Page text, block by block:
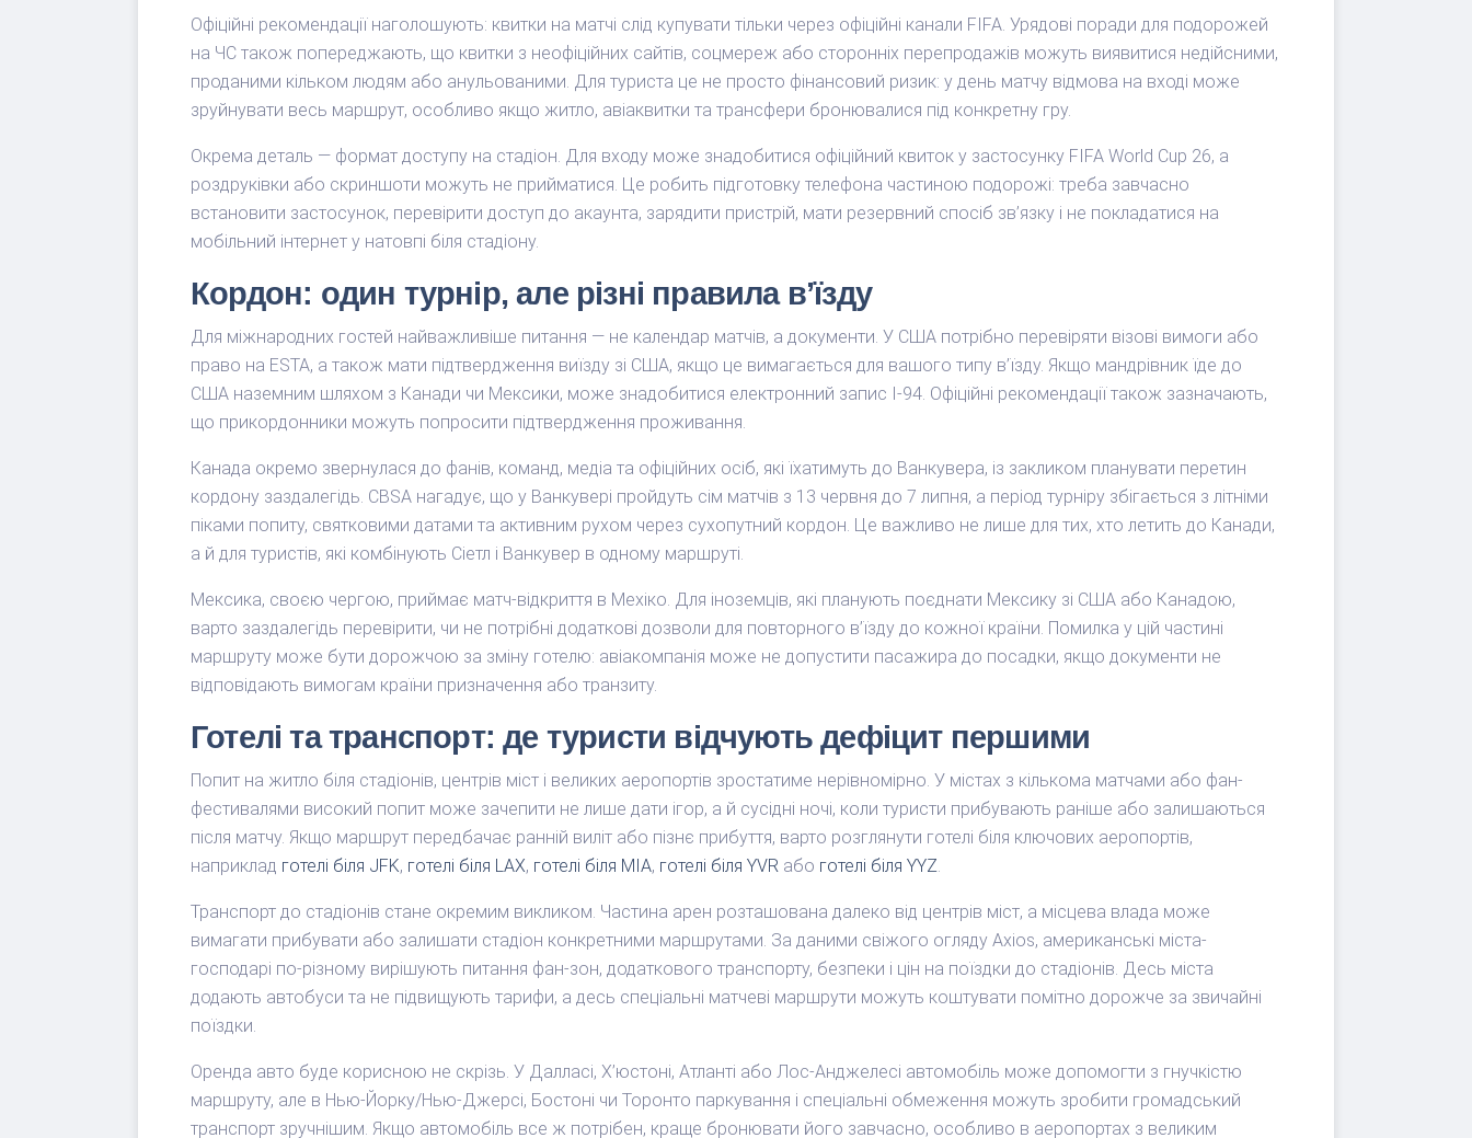
Офіційні рекомендації наголошують: квитки на матчі слід купувати тільки через офіційні канали FIFA. Урядові поради для подорожей
на ЧС також попереджають, що квитки з неофіційних сайтів, соцмереж або сторонніх перепродажів можуть виявитися недійсними,
проданими кільком людям або анульованими. Для туриста це не просто фінансовий ризик: у день матчу відмова на вході може
зруйнувати весь маршрут, особливо якщо житло, авіаквитки та трансфери бронювалися під конкретну гру.
Окрема деталь — формат доступу на стадіон. Для входу може знадобитися офіційний квиток у застосунку FIFA World Cup 26, а
роздруківки або скриншоти можуть не прийматися. Це робить підготовку телефона частиною подорожі: треба завчасно
встановити застосунок, перевірити доступ до акаунта, зарядити пристрій, мати резервний спосіб зв’язку і не покладатися на
мобільний інтернет у натовпі біля стадіону.
Кордон: один турнір, але різні правила в’їзду
Для міжнародних гостей найважливіше питання — не календар матчів, а документи. У США потрібно перевіряти візові вимоги або
право на ESTA, а також мати підтвердження виїзду зі США, якщо це вимагається для вашого типу в’їзду. Якщо мандрівник їде до
США наземним шляхом з Канади чи Мексики, може знадобитися електронний запис I-94. Офіційні рекомендації також зазначають,
що прикордонники можуть попросити підтвердження проживання.
Канада окремо звернулася до фанів, команд, медіа та офіційних осіб, які їхатимуть до Ванкувера, із закликом планувати перетин
кордону заздалегідь. CBSA нагадує, що у Ванкувері пройдуть сім матчів з 13 червня до 7 липня, а період турніру збігається з літніми
піками попиту, святковими датами та активним рухом через сухопутний кордон. Це важливо не лише для тих, хто летить до Канади,
а й для туристів, які комбінують Сіетл і Ванкувер в одному маршруті.
Мексика, своєю чергою, приймає матч-відкриття в Мехіко. Для іноземців, які планують поєднати Мексику зі США або Канадою,
варто заздалегідь перевірити, чи не потрібні додаткові дозволи для повторного в’їзду до кожної країни. Помилка у цій частині
маршруту може бути дорожчою за зміну готелю: авіакомпанія може не допустити пасажира до посадки, якщо документи не
відповідають вимогам країни призначення або транзиту.
Готелі та транспорт: де туристи відчують дефіцит першими
Попит на житло біля стадіонів, центрів міст і великих аеропортів зростатиме нерівномірно. У містах з кількома матчами або фан-
фестивалями високий попит може зачепити не лише дати ігор, а й сусідні ночі, коли туристи прибувають раніше або залишаються
після матчу. Якщо маршрут передбачає ранній виліт або пізнє прибуття, варто розглянути готелі біля ключових аеропортів,
наприклад готелі біля JFK, готелі біля LAX, готелі біля MIA, готелі біля YVR або готелі біля YYZ
Транспорт до стадіонів стане окремим викликом. Частина арен розташована далеко від центрів міст, а місцева влада може
вимагати прибувати або залишати стадіон конкретними маршрутами. За даними свіжого огляду Axios, американські міста-
господарі по-різному вирішують питання фан-зон, додаткового транспорту, безпеки і цін на поїздки до стадіонів. Десь міста
додають автобуси та не підвищують тарифи, а десь спеціальні матчеві маршрути можуть коштувати помітно дорожче за звичайні
поїздки.
Оренда авто буде корисною не скрізь. У Далласі, Х’юстоні, Атланті або Лос-Анджелесі автомобіль може допомогти з гнучкістю
маршруту, але в Нью-Йорку/Нью-Джерсі, Бостоні чи Торонто паркування і спеціальні обмеження можуть зробити громадський
транспорт зручнішим. Якщо автомобіль все ж потрібен, краще бронювати його завчасно, особливо в аеропортах з великим